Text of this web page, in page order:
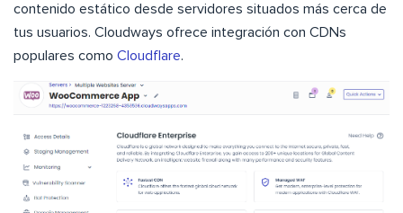
contenido estático desde servidores situados más cerca de
tus usuarios. Cloudways ofrece integración con CDNs
populares como Cloudflare.